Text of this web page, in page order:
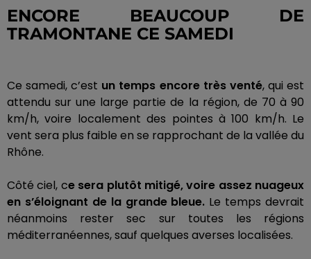
ENCORE BEAUCOUP DE
TRAMONTANE CE SAMEDI
Ce samedi, c’est un temps encore très venté, qui est
attendu sur une large partie de la région, de 70 à 90
km/h, voire localement des pointes à 100 km/h. Le
vent sera plus faible en se rapprochant de la vallée du
Rhône.
Côté ciel, ce sera plutôt mitigé, voire assez nuageux
en s’éloignant de la grande bleue. Le temps devrait
néanmoins rester sec sur toutes les régions
méditerranéennes, sauf quelques averses localisées.